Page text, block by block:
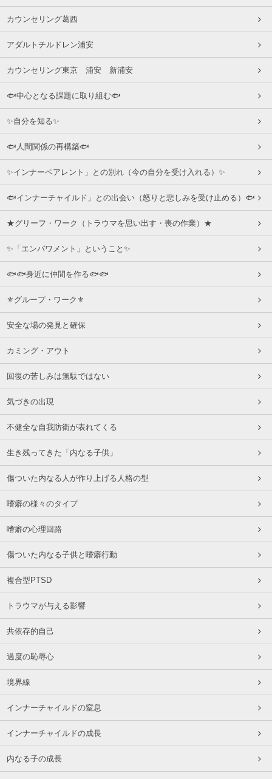
カウンセリング葛西
アダルトチルドレン浦安
カウンセリング東京 浦安 新浦安
🐟中心となる課題に取り組む🐟
✨自分を知る✨
🐟人間関係の再構築🐟
✨インナーペアレント」との別れ（今の自分を受け入れる）✨
🐟インナーチャイルド」との出会い（怒りと悲しみを受け止める）🐟
★グリーフ・ワーク（トラウマを思い出す・喪の作業）★
✨「エンパワメント」ということ✨
🐟🐟身近に仲間を作る🐟🐟
⚜グループ・ワーク⚜
安全な場の発見と確保
カミング・アウト
回復の苦しみは無駄ではない
気づきの出現
不健全な自我防衛が表れてくる
生き残ってきた「内なる子供」
傷ついた内なる人が作り上げる人格の型
嗜癖の様々のタイプ
嗜癖の心理回路
傷ついた内なる子供と嗜癖行動
複合型PTSD
トラウマが与える影響
共依存的自己
過度の恥辱心
境界線
インナーチャイルドの窒息
インナーチャイルドの成長
内なる子の成長